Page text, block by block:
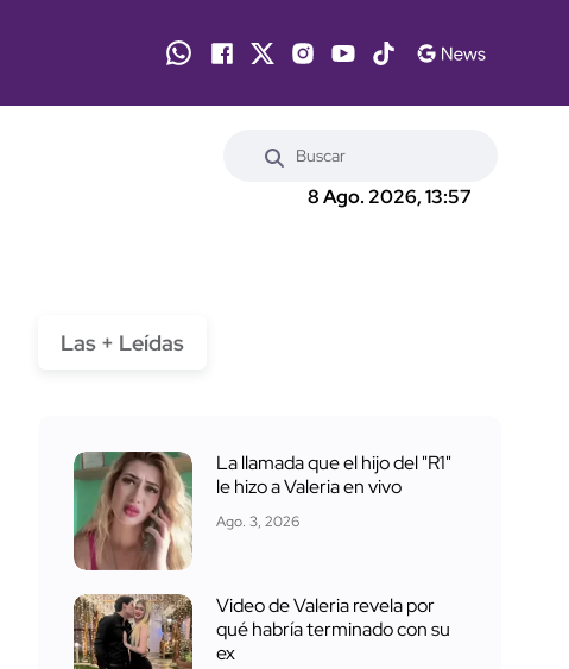
8 Ago. 2026, 13:57
Las + Leídas
La llamada que el hijo del "R1"
le hizo a Valeria en vivo
Ago. 3, 2026
Video de Valeria revela por
qué habría terminado con su
ex